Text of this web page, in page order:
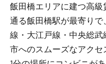
飯田橋エリアに建つ高
通る飯田橋駅が最寄り
線・大江戸線・中央総
市へのスムーズなアク